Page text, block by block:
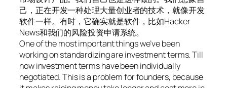
己，正在开发一种处理大量创业者的技术，就像开发
软件一样。有时，它确实就是软件，比如Hacker
News和我们的风险投资申请系统。
One of the most important things we’ve been
working on standardizing are investment terms. Till
now investment terms have been individually
negotiated. This is a problem for founders, because